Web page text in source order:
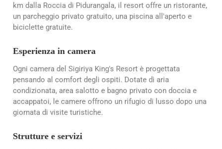
km dalla Roccia di Pidurangala, il resort offre un ristorante,
un parcheggio privato gratuito, una piscina all'aperto e
biciclette gratuite.
Esperienza in camera
Ogni camera del Sigiriya King's Resort è progettata
pensando al comfort degli ospiti. Dotate di aria
condizionata, area salotto e bagno privato con doccia e
accappatoi, le camere offrono un rifugio di lusso dopo una
giornata di visite turistiche.
Strutture e servizi